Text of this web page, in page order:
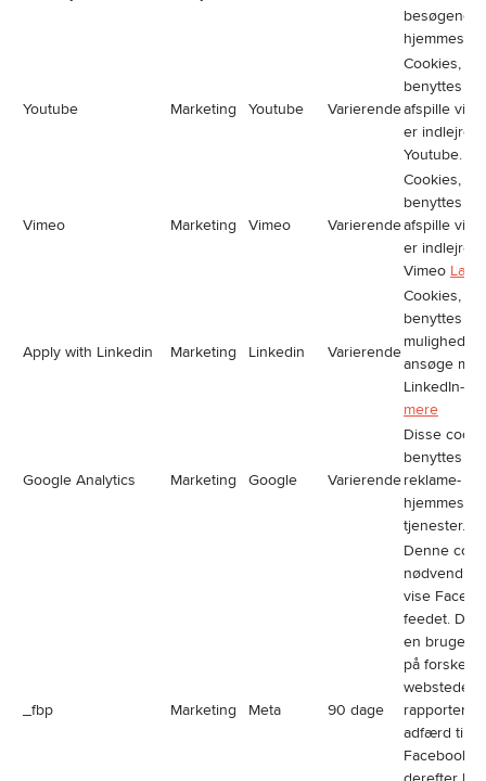
besøgende
Youtube Marketing Youtube Varierende
Cookies,
benyttes til
afspille
er indlejret
Youtube.
Vimeo Marketing Vimeo Varierende
Cookies,
benyttes til
afspille
er indlejret
Vimeo Læs
Apply with Linkedin Marketing Linkedin Varierende
Cookies,
benyttes til
mulighed
ansøge
LinkedIn-
mere
Google Analytics Marketing Google Varierende
Disse
benyttes til
reklame- og
tjenester.
_fbp Marketing Meta 90 dage
Denne
nødvendig
vise
feedet.
en brugers
på
websteder
rapporterer
adfærd til
Facebook